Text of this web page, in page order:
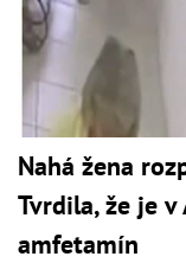
Nahá žena
Tvrdila, že je v
amfetamín